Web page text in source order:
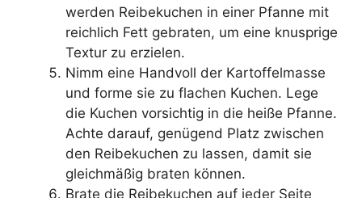
werden Reibekuchen in einer Pfanne mit
reichlich Fett gebraten, um eine knusprige
Textur zu erzielen.
Nimm eine Handvoll der Kartoffelmasse
und forme sie zu flachen Kuchen. Lege
die Kuchen vorsichtig in die heiße Pfanne.
Achte darauf, genügend Platz zwischen
den Reibekuchen zu lassen, damit sie
gleichmäßig braten können.
Brate die Reibekuchen auf jeder Seite